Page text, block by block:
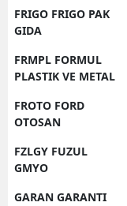
FRIGO FRIGO PAK
GIDA
FRMPL FORMUL
PLASTIK VE METAL
FROTO FORD
OTOSAN
FZLGY FUZUL
GMYO
GARAN GARANTI